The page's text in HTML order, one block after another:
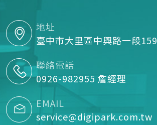
地址
臺中市大里區中興路一段
聯絡電話
0926-982955 詹經理
EMAIL
service@digipark.com.tw